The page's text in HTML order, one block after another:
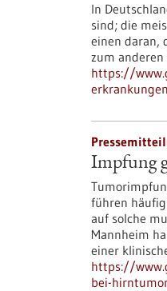
In
sind; die
einen daran,
zum
https://
erkrankungen
Impfung
führen
auf solche
Mannheim
einer
https://
bei-